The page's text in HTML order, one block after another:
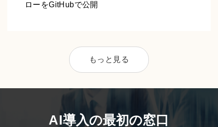
ローをGitHubで公開
もっと見る
AI導入の最初の窓口